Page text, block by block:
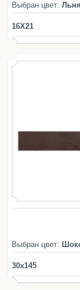
Выбран цвет:
16X21
Выбран цвет:
30x145